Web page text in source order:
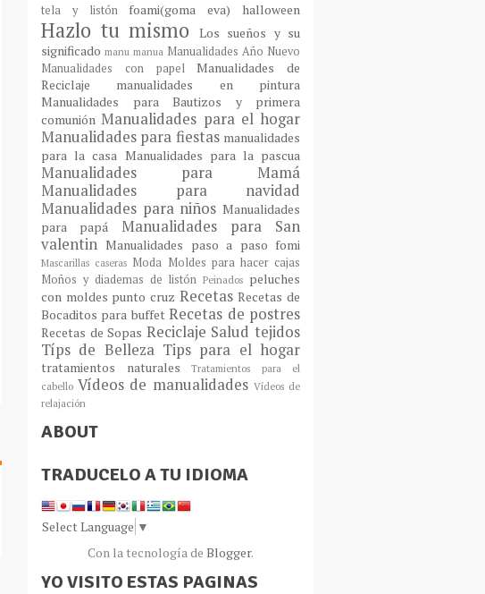
tela y listón foami(goma eva) halloween
Hazlo tu mismo
Los sueños y su
significado manu manua Manualidades Año Nuevo
Manualidades con papelManualidades de
Reciclaje manualidades en pintura
Manualidades para Bautizos y primera
comuniónManualidades para el hogar
Manualidades para fiestas manualidades
para la casa Manualidades para la pascua
Manualidades para Mamá
Manualidades para navidad
Manualidades para niños Manualidades
para papá Manualidades para San
valentinManualidades paso a paso fomi
Mascarillas caseras Moda Moldes para hacer cajas
Moños y diademas de listónPeinados peluches
con moldes punto cruz RecetasRecetas de
Bocaditos para buffetRecetas de postres
Recetas de Sopas Reciclaje Saludtejidos
Típs de Belleza Tips para el hogar
tratamientos naturales
Tratamientos para el
cabello Vídeos de manualidades Vídeos de
relajación
ABOUT
TRADUCELO A TU IDIOMA
Select Language ▼
Con la tecnología de Blogger.
YO VISITO ESTAS PAGINAS